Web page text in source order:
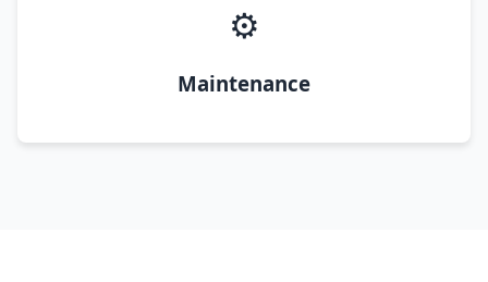
⚙️
Maintenance